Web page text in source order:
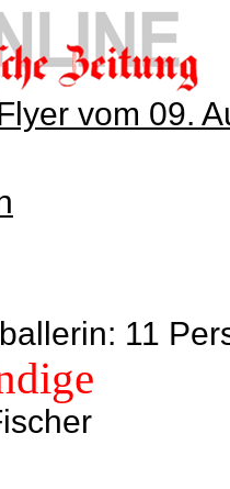
vom 09.
11